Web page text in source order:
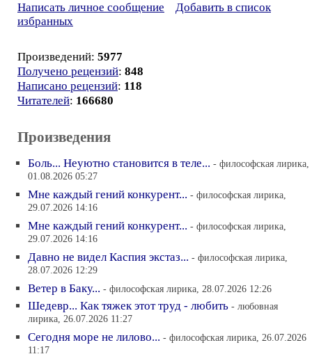
Написать личное сообщение
Добавить в список
избранных
Произведений: 5977
Получено рецензий: 848
Написано рецензий: 118
Читателей: 166680
Произведения
Боль... Неуютно становится в теле... - философская лирика,
01.08.2026 05:27
Мне каждый гений конкурент... - философская лирика,
29.07.2026 14:16
Мне каждый гений конкурент... - философская лирика,
29.07.2026 14:16
Давно не видел Каспия экстаз... - философская лирика,
28.07.2026 12:29
Ветер в Баку... - философская лирика, 28.07.2026 12:26
Шедевр... Как тяжек этот труд - любить - любовная
лирика, 26.07.2026 11:27
Сегодня море не лилово... - философская лирика, 26.07.2026
11:17